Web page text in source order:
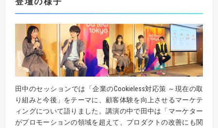
田中のセッションでは「企業のCookieless対応策 ～現在の取
り組みと今後」をテーマに、顧客体験を向上させるマーケテ
ィングについて語りました。講演の中で田中は「マーケター
がプロモーションの領域を超えて、プロダクトの改善にも関